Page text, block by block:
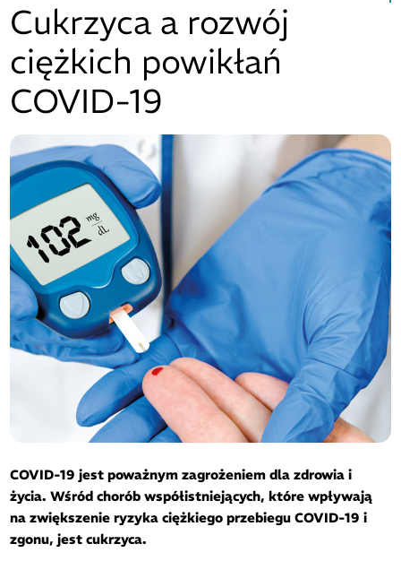
Cukrzyca a rozwój
ciężkich powikłań
COVID-19
COVID-19 jest poważnym zagrożeniem dla zdrowia i
życia. Wśród chorób współistniejących, które wpływają
na zwiększenie ryzyka ciężkiego przebiegu COVID-19 i
zgonu, jest cukrzyca.